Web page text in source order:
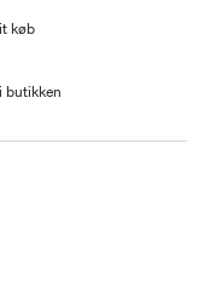
køb
butikken